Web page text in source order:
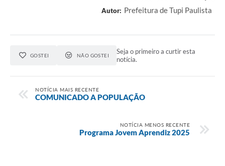
Autor: Prefeitura de Tupi Paulista
GOSTEI NÃO GOSTEI
Seja o primeiro a curtir esta
notícia.
NOTÍCIA MAIS RECENTE
COMUNICADO A POPULAÇÃO
NOTÍCIA MENOS RECENTE
Programa Jovem Aprendiz 2025